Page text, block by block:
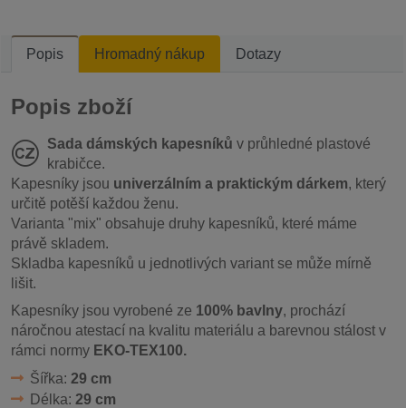
Popis Hromadný nákup Dotazy
Popis zboží
Sada dámských kapesníků v průhledné plastové
krabičce.
Kapesníky jsou univerzálním a praktickým dárkem, který
určitě potěší každou ženu.
Varianta "mix" obsahuje druhy kapesníků, které máme
právě skladem.
Skladba kapesníků u jednotlivých variant se může mírně
lišit.
Kapesníky jsou vyrobené ze 100% bavlny, prochází
náročnou atestací na kvalitu materiálu a barevnou stálost v
rámci normy EKO-TEX100.
Šířka: 29 cm
Délka: 29 cm